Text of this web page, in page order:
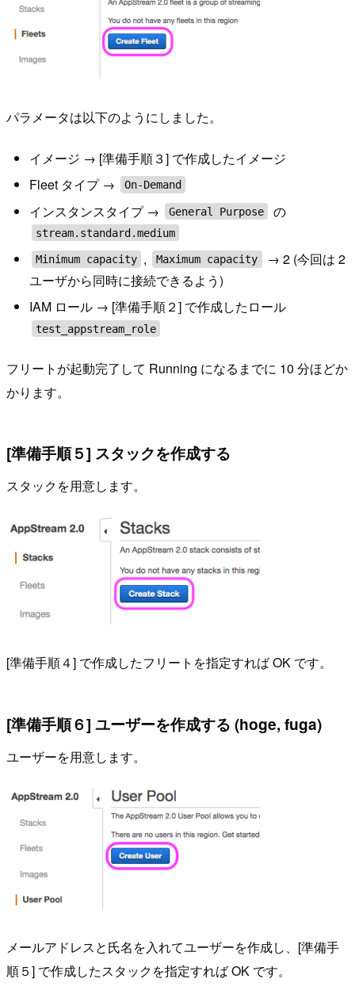
パラメータは以下のようにしました。
イメージ → [準備手順３] で作成したイメージ
Fleet タイプ →
On-Demand
インスタンスタイプ → General Purpose の
stream.standard.medium
Minimum capacity , Maximum capacity
→ 2 (今回は 2
ユーザから同時に接続できるよう)
IAM ロール → [準備手順２] で作成したロール
test_appstream_role
フリートが起動完了して Running になるまでに 10 分ほどか
かります。
[準備手順５] スタックを作成する
スタックを用意します。
[準備手順４] で作成したフリートを指定すれば OK です。
[準備手順６] ユーザーを作成する (hoge, fuga)
ユーザーを用意します。
メールアドレスと氏名を入れてユーザーを作成し、[準備手
順５] で作成したスタックを指定すれば OK です。